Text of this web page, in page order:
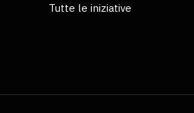
Tutte le iniziative